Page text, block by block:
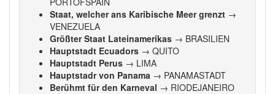
Staat, welcher ans Karibische Meer grenzt →
VENEZUELA
Größter Staat Lateinamerikas → BRASILIEN
Hauptstadt Ecuadors → QUITO
Hauptstadt Perus → LIMA
Hauptstadr von Panama → PANAMASTADT
Berühmt für den Karneval → RIODEJANEIRO